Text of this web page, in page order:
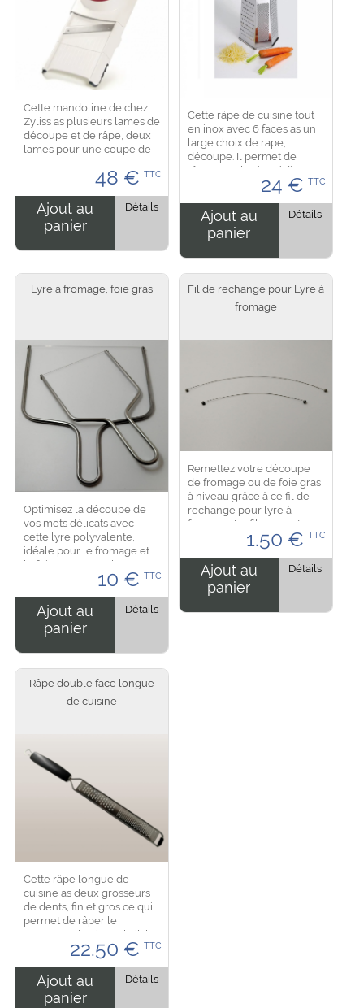
Cette mandoline de chez
Zyliss as plusieurs lames de
découpe et de râpe, deux
lames pour une coupe de
1mm lame guillotine et de
3mm lame guillotine dont 2
lame de râpe fine et
grossière. Des...
48 € TTC
Ajout au
panier
Détails
Cette râpe de cuisine tout
en inox avec 6 faces as un
large choix de rape,
découpe. Il permet de
râper tous les ingrédients
dur ou mou comme du
fromage, des légumes,
plus ou moins finement...
24 € TTC
Ajout au
panier
Détails
Lyre à fromage, foie gras
Optimisez la découpe de
vos mets délicats avec
cette lyre polyvalente,
idéale pour le fromage et
le foie gras. Cette lyre
permet d’obtenir des
et sans effriter vos...
10 € TTC
Ajout au
panier
Détails
Fil de rechange pour Lyre à
fromage
Remettez votre découpe
de fromage ou de foie gras
à niveau grâce à ce fil de
rechange pour lyre à
fromage. Le fil se monte
rapidement sur votre lyre
pour retrouver une coupe
nette et précise....
1.50 € TTC
Ajout au
panier
Détails
Râpe double face longue
de cuisine
Cette râpe longue de
cuisine as deux grosseurs
de dents, fin et gros ce qui
permet de râper le
parmesan, le citron, l'ail, le
chocolat et autres
ingrédients. La lame en
inox durent longtemps et...
22.50 € TTC
Ajout au
panier
Détails